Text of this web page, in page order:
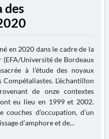
des
en 2020 dans le cadre de la
Université de Bordeaux
à l’étude des noyaux
Compétaliastes. L’échantillon
de onze contextes
eu lieu en 1999 et 2002.
d’occupation, d’un
d’amphore et de...